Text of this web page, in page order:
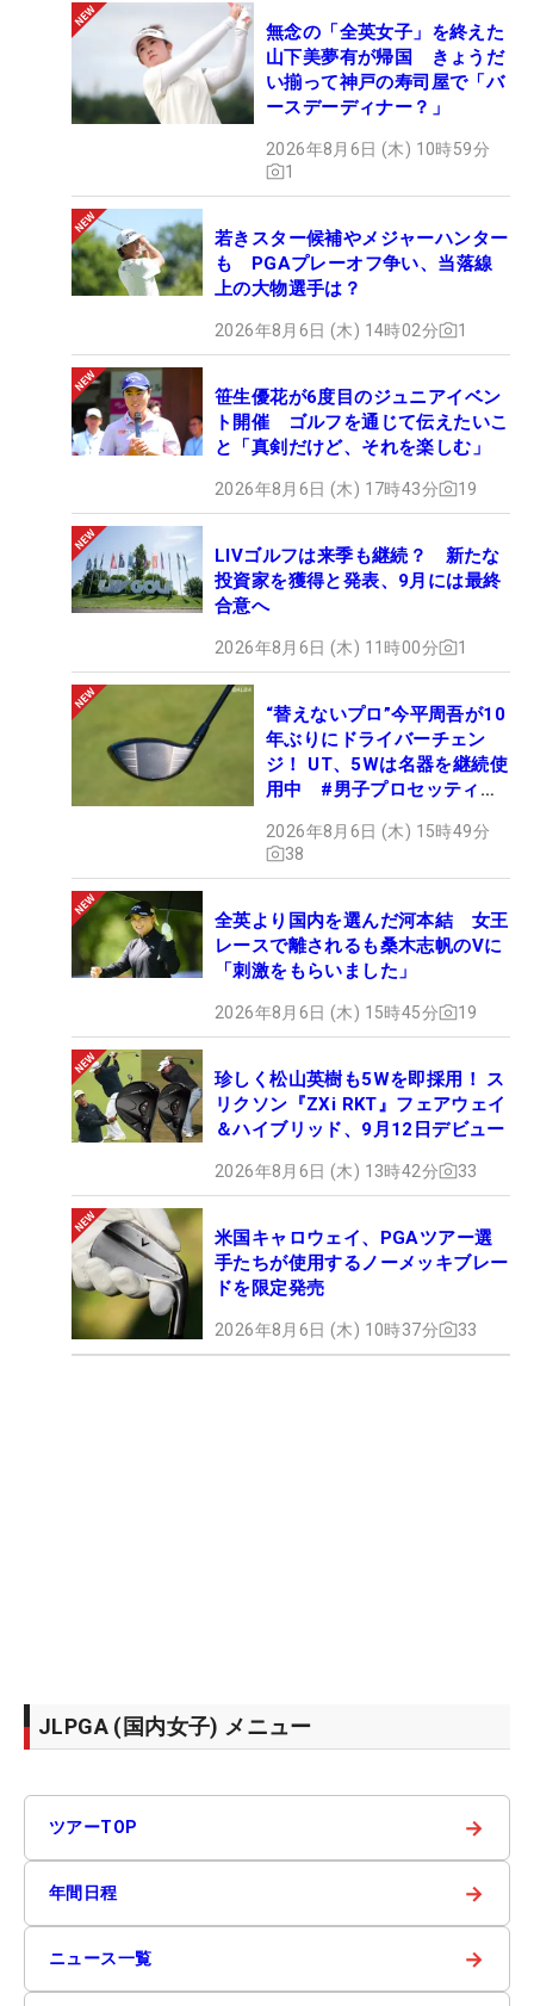
無念の「全英女子」を終えた
山下美夢有が帰国 きょうだ
い揃って神戸の寿司屋で「バ
ースデーディナー？」
2026年8月6日 (木) 10時59分
1
若きスター候補やメジャーハンター
も PGAプレーオフ争い、当落線
上の大物選手は？
2026年8月6日 (木) 14時02分 1
笹生優花が6度目のジュニアイベン
ト開催 ゴルフを通じて伝えたいこ
と「真剣だけど、それを楽しむ」
2026年8月6日 (木) 17時43分 19
LIVゴルフは来季も継続？ 新たな
投資家を獲得と発表、9月には最終
合意へ
2026年8月6日 (木) 11時00分 1
“替えないプロ”今平周吾が10
年ぶりにドライバーチェン
ジ！ UT、5Wは名器を継続使
用中 #男子プロセッティン
2026年8月6日 (木) 15時49分
38
全英より国内を選んだ河本結 女王
レースで離されるも桑木志帆のVに
「刺激をもらいました」
2026年8月6日 (木) 15時45分 19
珍しく松山英樹も5Wを即採用！ ス
リクソン『ZXi RKT』フェアウェイ
＆ハイブリッド、9月12日デビュー
2026年8月6日 (木) 13時42分 33
米国キャロウェイ、PGAツアー選
手たちが使用するノーメッキブレー
ドを限定発売
2026年8月6日 (木) 10時37分 33
JLPGA (国内女子) メニュー
ツアーTOP →
年間日程 →
ニュース一覧 →